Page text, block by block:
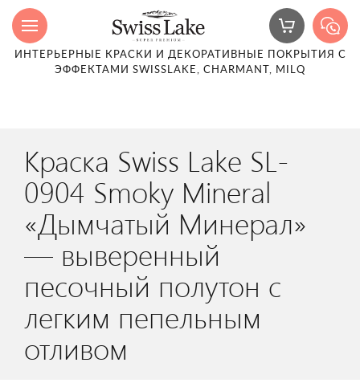
ИНТЕРЬЕРНЫЕ КРАСКИ И ДЕКОРАТИВНЫЕ ПОКРЫТИЯ С
ЭФФЕКТАМИ SWISSLAKE, CHARMANT, MILQ
Краска Swiss Lake SL-
0904 Smoky Mineral
«Дымчатый Минерал»
— выверенный
песочный полутон с
легким пепельным
отливом